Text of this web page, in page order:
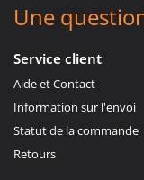
Une
Service client
Aide et Contact
Information sur l'envoi
Statut de la commande
Retours